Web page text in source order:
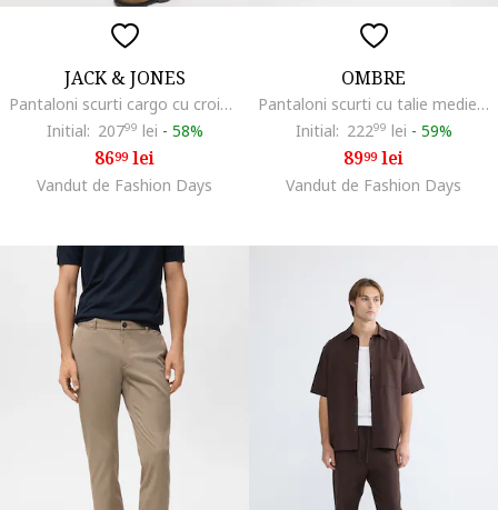
JACK & JONES
Pantaloni scurti cargo cu croiala lejera, Maro camel
Initial: 20799 lei - 58%
8699lei
Vandut de Fashion Days
OMBRE
Pantaloni scurti cu talie medie, Maro taupe deschis
Initial: 22299 lei - 59%
8999lei
Vandut de Fashion Days